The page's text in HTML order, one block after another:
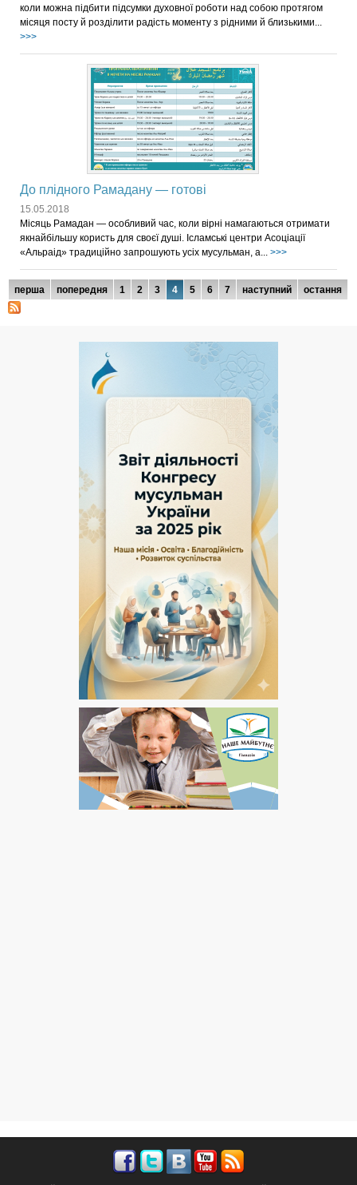
коли можна підбити підсумки духовної роботи над собою протягом
місяця посту й розділити радість моменту з рідними й близькими...
>>>
До плідного Рамадану — готові
15.05.2018
Місяць Рамадан — особливий час, коли вірні намагаються отримати
якнайбільшу користь для своєї душі. Ісламські центри Асоціації
«Альраід» традиційно запрошують усіх мусульман, а... >>>
Сторінки
перша попередня 1 2 3 4 5 6 7 наступний остання